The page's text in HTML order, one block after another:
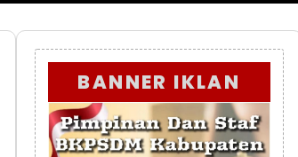
BANNER IKLAN